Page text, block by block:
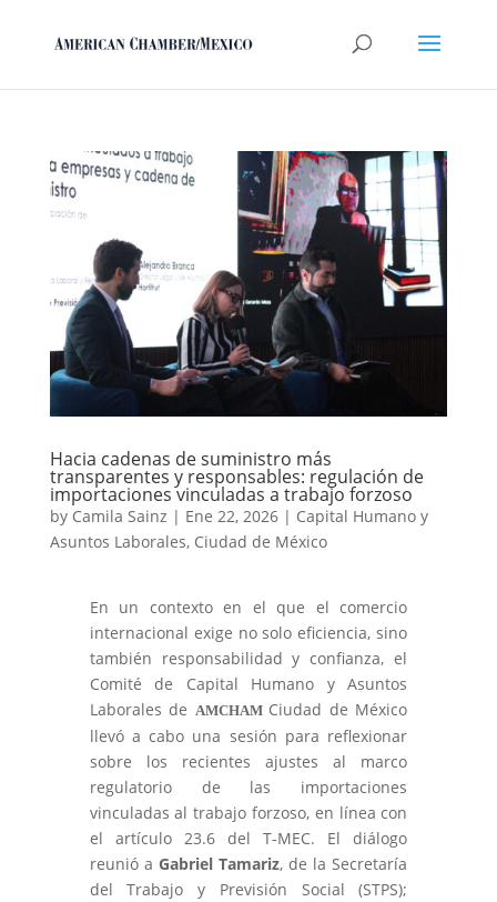
Hacia cadenas de suministro más
transparentes y responsables: regulación de
importaciones vinculadas a trabajo forzoso
by Camila Sainz | Ene 22, 2026| Capital Humano y
Asuntos Laborales, Ciudad de México
En un contexto en el que el comercio
internacional exige no solo eficiencia, sino
también responsabilidad y confianza, el
Comité de Capital Humano y Asuntos
Laborales de AMCHAM Ciudad de México
llevó a cabo una sesión para reflexionar
sobre los recientes ajustes al marco
regulatorio de las importaciones
vinculadas al trabajo forzoso, en línea con
el artículo 23.6 del T-MEC. El diálogo
reunió a Gabriel Tamariz, de la Secretaría
del Trabajo y Previsión Social (STPS);